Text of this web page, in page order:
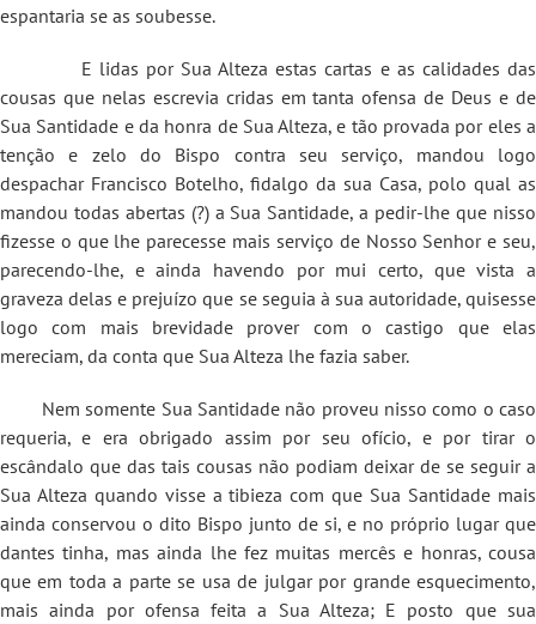
espantaria se as soubesse.
E lidas por Sua Alteza estas cartas e as calidades das
cousas que nelas escrevia cridas em tanta ofensa de Deus e de
Sua Santidade e da honra de Sua Alteza, e tão provada por eles a
tenção e zelo do Bispo contra seu serviço, mandou logo
despachar Francisco Botelho, fidalgo da sua Casa, polo qual as
mandou todas abertas (?) a Sua Santidade, a pedir-lhe que nisso
fizesse o que lhe parecesse mais serviço de Nosso Senhor e seu,
parecendo-lhe, e ainda havendo por mui certo, que vista a
graveza delas e prejuízo que se seguia à sua autoridade, quisesse
logo com mais brevidade prover com o castigo que elas
mereciam, da conta que Sua Alteza lhe fazia saber.
Nem somente Sua Santidade não proveu nisso como o caso
requeria, e era obrigado assim por seu ofício, e por tirar o
escândalo que das tais cousas não podiam deixar de se seguir a
Sua Alteza quando visse a tibieza com que Sua Santidade mais
ainda conservou o dito Bispo junto de si, e no próprio lugar que
dantes tinha, mas ainda lhe fez muitas mercês e honras, cousa
que em toda a parte se usa de julgar por grande esquecimento,
mais ainda por ofensa feita a Sua Alteza; E posto que sua